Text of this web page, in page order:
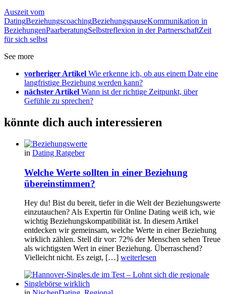
Auszeit vom
DatingBeziehungscoachingBeziehungspauseKommunikation in
BeziehungenPaarberatungSelbstreflexion in der PartnerschaftZeit
für sich selbst
See more
vorheriger Artikel Wie erkenne ich, ob aus einem Date eine
langfristige Beziehung werden kann?
nächster Artikel Wann ist der richtige Zeitpunkt, über
Gefühle zu sprechen?
könnte dich auch interessieren
in Dating Ratgeber
Welche Werte sollten in einer Beziehung
übereinstimmen?
Hey du! Bist du bereit, tiefer in die Welt der Beziehungswerte
einzutauchen? Als Expertin für Online Dating weiß ich, wie
wichtig Beziehungskompatibilität ist. In diesem Artikel
entdecken wir gemeinsam, welche Werte in einer Beziehung
wirklich zählen. Stell dir vor: 72% der Menschen sehen Treue
als wichtigsten Wert in einer Beziehung. Überraschend?
Vielleicht nicht. Es zeigt, […] weiterlesen